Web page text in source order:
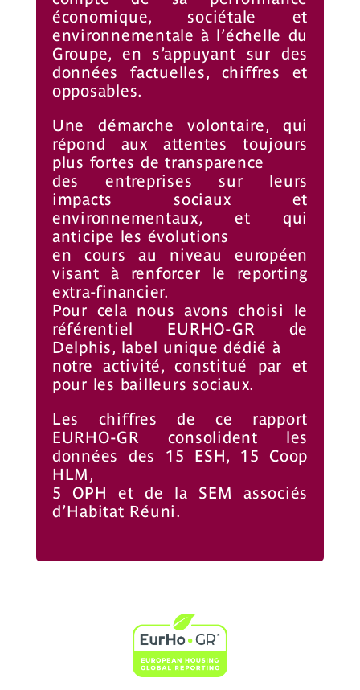
économique, sociétale et
environnementale à l’échelle du
Groupe, en s’appuyant sur des
données factuelles, chiffres et
opposables.
Une démarche volontaire, qui
répond aux attentes toujours
plus fortes de transparence
des entreprises sur leurs
impacts sociaux et
environnementaux, et qui
anticipe les évolutions
en cours au niveau européen
visant à renforcer le reporting
extra-financier.
Pour cela nous avons choisi le
référentiel EURHO-GR de
Delphis, label unique dédié à
notre activité, constitué par et
pour les bailleurs sociaux.
Les chiffres de ce rapport
EURHO-GR consolident les
données des 15 ESH, 15 Coop
HLM,
5 OPH et de la SEM associés
d’Habitat Réuni.